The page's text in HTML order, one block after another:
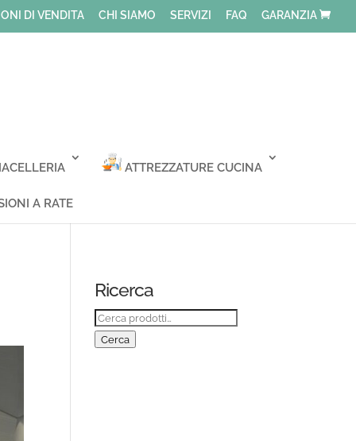
DI VENDITA CHI SIAMO SERVIZI FAQ GARANZIA
ATTREZZATURE CUCINA
A RATE
Ricerca
Cerca:
Cerca